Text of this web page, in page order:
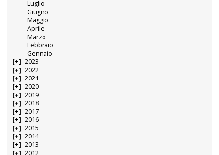
Luglio
Giugno
Maggio
Aprile
Marzo
Febbraio
Gennaio
2023
2022
2021
2020
2019
2018
2017
2016
2015
2014
2013
2012